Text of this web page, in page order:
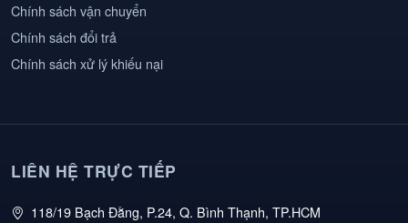
Chính sách vận chuyển
Chính sách đổi trả
Chính sách xử lý khiếu nại
LIÊN HỆ TRỰC TIẾP
118/19 Bạch Đằng, P.24, Q. Bình Thạnh, TP.HCM